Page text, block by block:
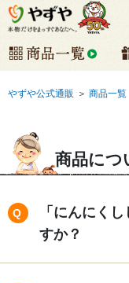
やずや公式通販 ＞ 商品一覧
商品につ
「にんにく
すか？